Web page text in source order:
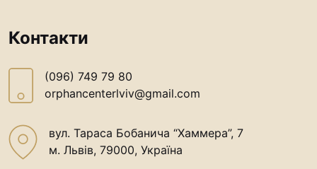
Контакти
(096) 749 79 80
orphancenterlviv@gmail.com
вул. Тараса Бобанича “Хаммера”, 7
м. Львів, 79000, Україна